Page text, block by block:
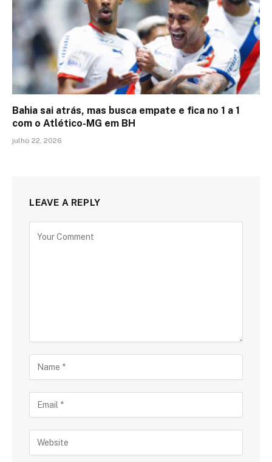
Bahia sai atrás, mas busca empate e fica no 1 a 1
com o Atlético-MG em BH
julho 22, 2026
LEAVE A REPLY